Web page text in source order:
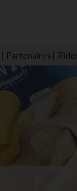
Partenaires
que l'eau salée n'ait